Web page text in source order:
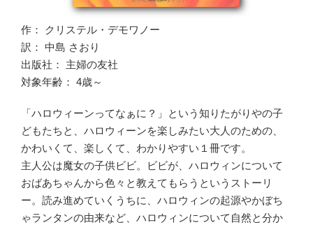
作： クリステル・デモワノー
訳： 中島 さおり
出版社： 主婦の友社
対象年齢： 4歳～
「ハロウィーンってなぁに？」という知りたがりやの子
どもたちと、ハロウィーンを楽しみたい大人のための、
かわいくて、楽しくて、わかりやすい１冊です。
主人公は魔女の子供ビビ。ビビが、ハロウィンについて
おばあちゃんから色々と教えてもらうというストーリ
ー。読み進めていくうちに、ハロウィンの起源やかぼち
ゃランタンの由来など、ハロウィンについて自然と分か